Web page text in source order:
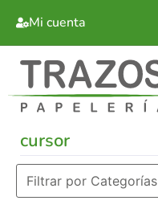
Mi cuenta
cursor
Filtrar por Categorías